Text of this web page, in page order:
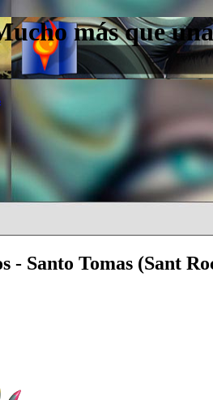
más que
- Santo Tomas (Sant